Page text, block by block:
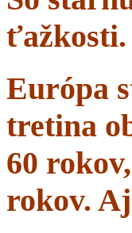
ťažkosti.
Európa
tretina
60
rokov.